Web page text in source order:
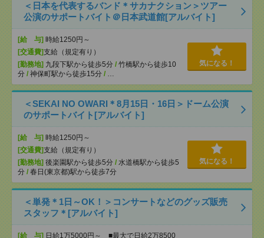
＜日本を代表するバンド＊サカナクション＞ツアー
公演のサポートバイト＠日本武道館[アルバイト]
[給 与] 時給1250円～
[交通費]支給（規定有り）
[勤務地] 九段下駅から徒歩5分 / 竹橋駅から徒歩10
分 / 神保町駅から徒歩15分 / …
気になる！
＜SEKAI NO OWARI＊8月15日・16日＞ドーム公演
のサポートバイト[アルバイト]
[給 与] 時給1250円～
[交通費]支給（規定有り）
[勤務地] 後楽園駅から徒歩5分 / 水道橋駅から徒歩5
分 / 春日(東京都)駅から徒歩7分
気になる！
＜単発＊1日～OK！＞コンサートなどのグッズ販売
スタッフ＊[アルバイト]
[給 与] 日給1万5000円～ ■最大で日給2万8500